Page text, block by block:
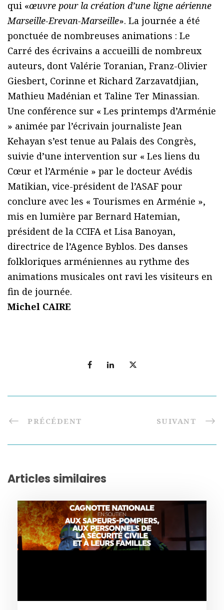
qui «œuvre pour la création d’une ligne aérienne
Marseille-Erevan-Marseille». La journée a été
ponctuée de nombreuses animations : Le
Carré des écrivains a accueilli de nombreux
auteurs, dont Valérie Toranian, Franz-Olivier
Giesbert, Corinne et Richard Zarzavatdjian,
Mathieu Madénian et Taline Ter Minassian.
Une conférence sur « Les printemps d’Arménie
» animée par l’écrivain journaliste Jean
Kehayan s’est tenue au Palais des Congrès,
suivie d’une intervention sur « Les liens du
Cœur et l’Arménie » par le docteur Avédis
Matikian, vice-président de l’ASAF pour
conclure avec les « Tourismes en Arménie »,
mis en lumière par Bernard Hatemian,
président de la CCIFA et Lisa Banoyan,
directrice de l’Agence Byblos. Des danses
folkloriques arméniennes au rythme des
animations musicales ont ravi les visiteurs en
fin de journée.
Michel CAIRE
PRÉCÉDENT SUIVANT
Articles similaires